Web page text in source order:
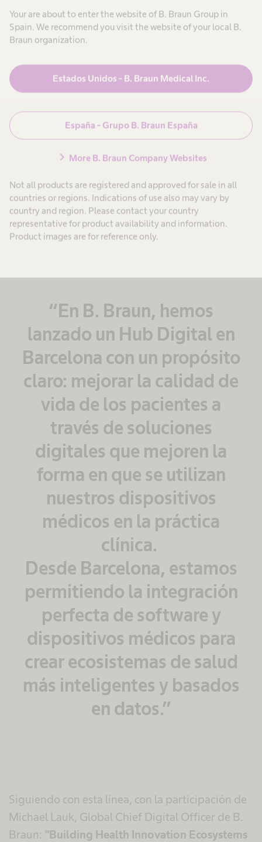
Your are about to enter the website of B. Braun Group in
Spain. We recommend you visit the website of your local B.
Braun organization.
Estados Unidos - B. Braun Medical Inc.
España - Grupo B. Braun España
chevron_right More B. Braun Company Websites
Not all products are registered and approved for sale in all
countries or regions. Indications of use also may vary by
country and region. Please contact your country
representative for product availability and information.
Product images are for reference only.
Aceptar
powered by
Con la presencia del equipo internacional de
Braun Innovation Huben el congreso nos
innovaciones pioneras y descubrimos numerosas
oportunidades de networking.
destacar nuestroHub Digitalen Barcelona como
punto estratégico en el avance de nuestro
posicionamiento en el sectorMedTechtal y como
explica Ernest Buil, Innovation IT Manager:
“En B. Braun, hemos
lanzado un Hub Digital en
Barcelona con un propósito
claro: mejorar la calidad de
vida de los pacientes a
través de soluciones
digitales que mejoren la
forma en que se utilizan
nuestros dispositivos
médicos en la práctica
clínica.
Desde Barcelona, estamos
permitiendo la integración
perfecta de software y
dispositivos médicos para
crear ecosistemas de salud
más inteligentes y basados
en datos.”
Siguiendo con esta línea, con la participación de
Michael Lauk, Global Chief Digital Officer de B.
Braun: "Building Health Innovation Ecosystems